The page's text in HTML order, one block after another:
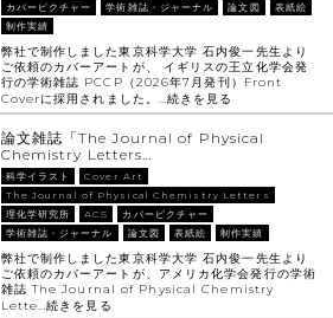
カバーピクチャー
学術雑誌・ジャーナル 論文図
表紙絵
制作実績
弊社で制作しました東京科学大学 石内俊一先生より
ご依頼のカバーアートが、 イギリスの王立化学会発
行の学術雑誌 PCCP（2026年7月発刊）Front
Coverに採用されました。…続きを見る
論文雑誌「The Journal of Physical
Chemistry Letters…
科学イラスト
Cover Art
The Journal of Physical Chemistry Letters
理化学研究所
ACS
カバーピクチャー
学術雑誌・ジャーナル
論文図 表紙絵 制作実績
弊社で制作しました東京科学大学 石内俊一先生より
ご依頼のカバーアートが、アメリカ化学会発行の学術
雑誌 The Journal of Physical Chemistry
Lette…続きを見る